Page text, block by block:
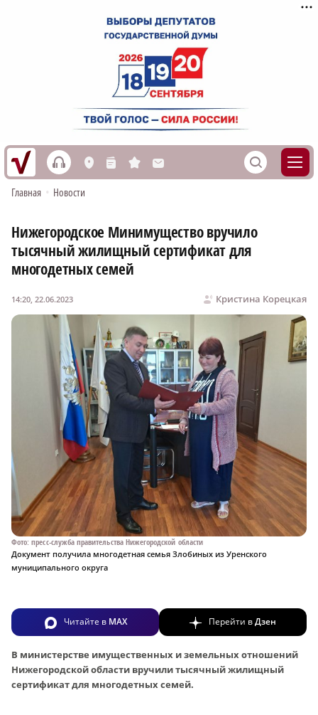
h L n s M S
Главная • Новости
Нижегородское Минимущество вручило
тысячный жилищный сертификат для
многодетных семей
Кристина Корецкая
14:20, 22.06.2023
Фото: пресс-служба правительства Нижегородской области
Документ получила многодетная семья Злобиных из Уренского
муниципального округа
Читайте в MAX Перейти вДзен
В министерстве имущественных и земельных отношений
Нижегородской области вручили тысячный жилищный
сертификат для многодетных семей.